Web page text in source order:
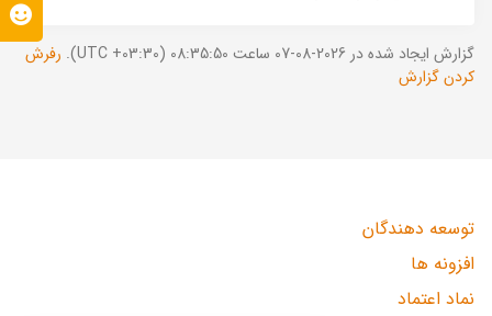
گزارش ایجاد شده در 2026-08-07 ساعت 08:35:50 (UTC +03:30).
رفرش
کردن گزارش
توسعه دهندگان
افزونه ها
نماد اعتماد